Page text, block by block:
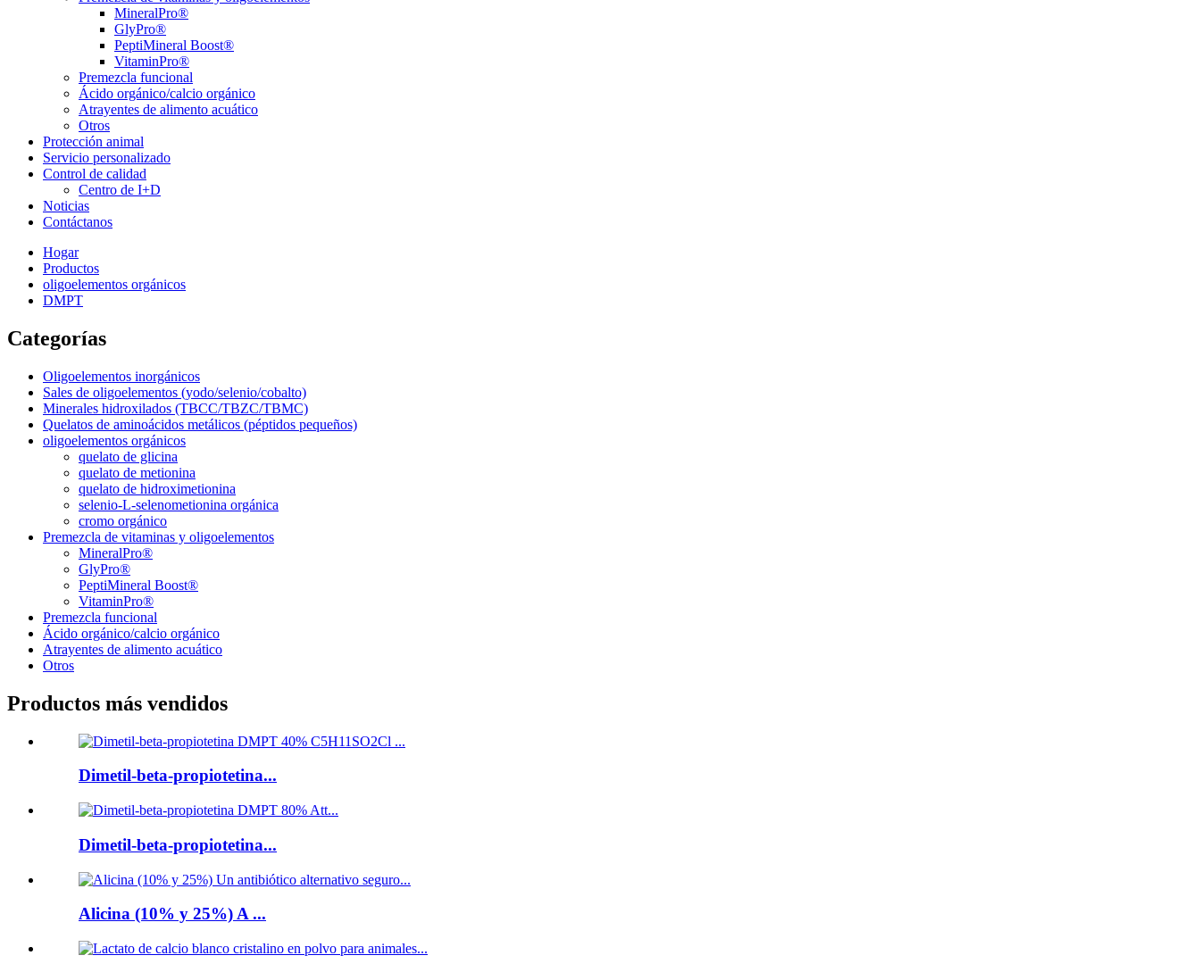
MineralPro®
GlyPro®
PeptiMineral Boost®
VitaminPro®
Premezcla funcional
Ácido orgánico/calcio orgánico
Atrayentes de alimento acuático
Otros
Protección animal
Servicio personalizado
Control de calidad
Centro de I+D
Noticias
Contáctanos
Hogar
Productos
oligoelementos orgánicos
DMPT
Categorías
Oligoelementos inorgánicos
Sales de oligoelementos (yodo/selenio/cobalto)
Minerales hidroxilados (TBCC/TBZC/TBMC)
Quelatos de aminoácidos metálicos (péptidos pequeños)
oligoelementos orgánicos
quelato de glicina
quelato de metionina
quelato de hidroximetionina
selenio-L-selenometionina orgánica
cromo orgánico
Premezcla de vitaminas y oligoelementos
MineralPro®
GlyPro®
PeptiMineral Boost®
VitaminPro®
Premezcla funcional
Ácido orgánico/calcio orgánico
Atrayentes de alimento acuático
Otros
Productos más vendidos
Dimetil-beta-propiotetina...
Dimetil-beta-propiotetina...
Alicina (10% y 25%) A ...